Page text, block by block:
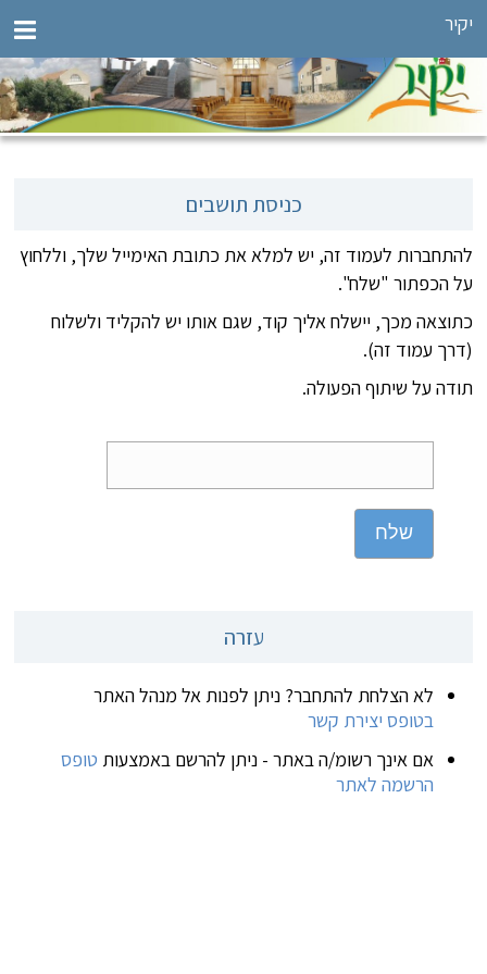
יקיר
כניסת תושבים
להתחברות לעמוד זה, יש למלא את כתובת האימייל שלך, וללחוץ
על הכפתור "שלח".
כתוצאה מכך, יישלח אליך קוד, שגם אותו יש להקליד ולשלוח
(דרך עמוד זה).
תודה על שיתוף הפעולה.
שלח
עזרה
לא הצלחת להתחבר? ניתן לפנות אל מנהל האתר
בטופס יצירת קשר
אם אינך רשומ/ה באתר - ניתן להרשם באמצעות טופס
הרשמה לאתר